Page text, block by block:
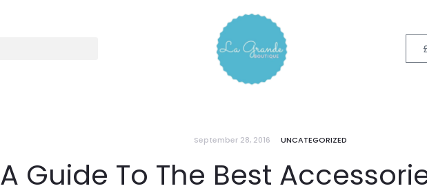
September 28, 2016 UNCATEGORIZED
A Guide To The Best